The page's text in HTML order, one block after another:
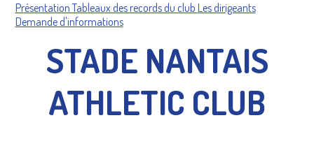
PrésentationTableaux des records du club Les dirigeants
Demande d'informations
STADE NANTAIS
ATHLETIC CLUB